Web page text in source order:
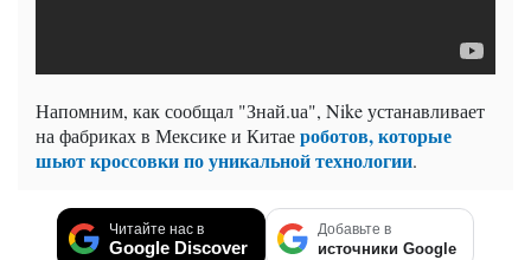
Напомним, как сообщал "Знай.uа", Nike устанавливает
на фабриках в Мексике и Китаероботов, которые
шьют кроссовки по уникальной технологии.
Читайте нас в
Google Discover
Добавьте в
источники Google